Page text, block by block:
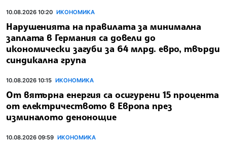
10.08.2026 10:20 ИКОНОМИКА
Нарушенията на правилата за минимална
заплата в Германия са довели до
икономически загуби за 64 млрд. евро, твърди
синдикална група
10.08.2026 10:15 ИКОНОМИКА
От вятърна енергия са осигурени 15 процента
от електричеството в Европа през
изминалото денонощие
10.08.2026 09:59 ИКОНОМИКА